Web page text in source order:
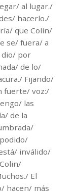
al lugar./
hacerlo./
que Colin/
se/ fuera/ a
dio/ por
de lo/
Fijando/
fuerte/ voz:/
las
de la
inválido/
El
hacen/ más